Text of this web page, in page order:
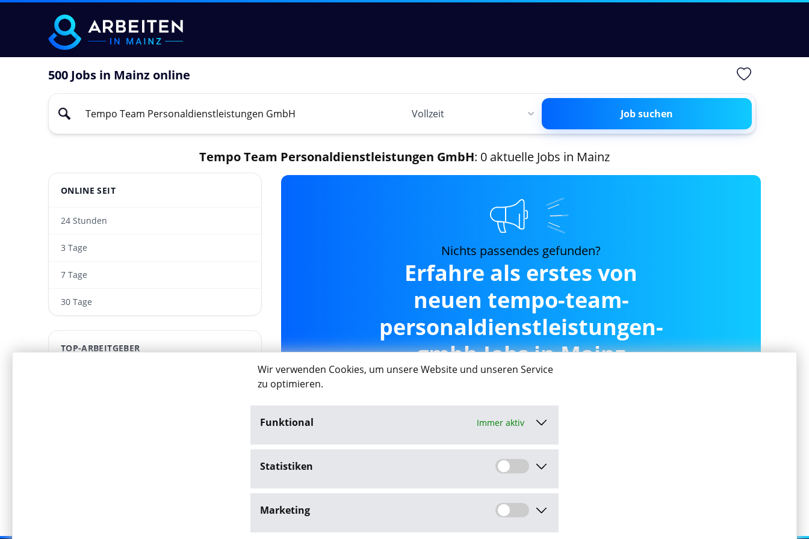
Wir verwenden Cookies, um unsere Website und unseren Service
zu optimieren.
Funktional Immer aktiv
Statistiken
Marketing
500 Jobs in Mainz online
Job suchen
Tempo Team Personaldienstleistungen GmbH: 0 aktuelle Jobs in Mainz
ONLINE SEIT
24 Stunden
3 Tage
7 Tage
30 Tage
TOP-ARBEITGEBER
Nichts passendes gefunden?
Erfahre als erstes von
neuen tempo-team-
personaldienstleistungen-
gmbh Jobs in Mainz
Job-Agent aktivieren
Mit dem Klick auf "Job-Agent aktivieren" stimme ich den